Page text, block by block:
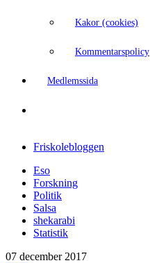
Kakor (cookies)
Kommentarspolicy
Medlemssida
Friskolebloggen
Eso
Forskning
Politik
Salsa
shekarabi
Statistik
07 december 2017